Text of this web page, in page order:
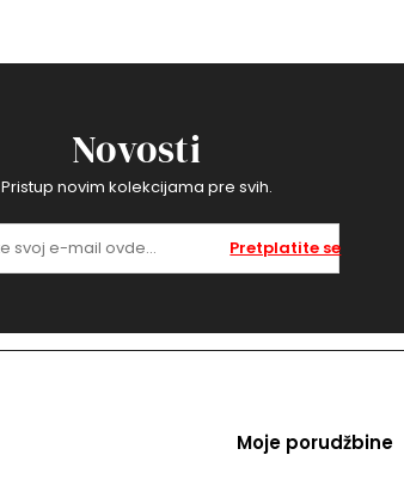
Novosti
Pristup novim kolekcijama pre svih.
Pretplatite se
Moje porudžbine